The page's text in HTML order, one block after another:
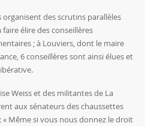
des scrutins parallèles
élire des conseillères
; à Louviers, dont le maire
6 conseillères sont ainsi élues et
Weiss et des militantes de La
aux sénateurs des chaussettes
Même si vous nous donnez le droit